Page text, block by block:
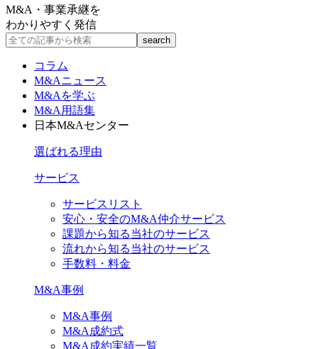
M&A・事業承継を
わかりやすく発信
コラム
M&Aニュース
M&Aを学ぶ
M&A用語集
日本M&Aセンター
選ばれる理由
サービス
サービスリスト
安心・安全のM&A仲介サービス
課題から知る当社のサービス
流れから知る当社のサービス
手数料・料金
M&A事例
M&A事例
M&A成約式
M&A成約実績一覧